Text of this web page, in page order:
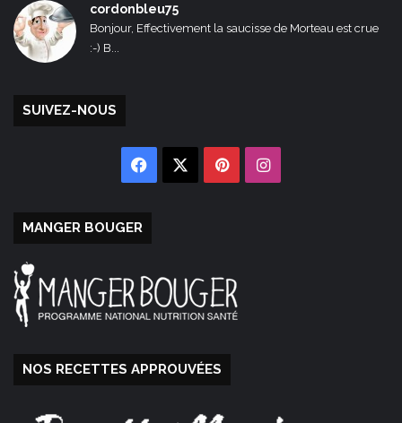
cordonbleu75
Bonjour, Effectivement la saucisse de Morteau est crue
:-) B...
SUIVEZ-NOUS
Facebook PinterestInstagram
MANGER BOUGER
NOS RECETTES APPROUVÉES